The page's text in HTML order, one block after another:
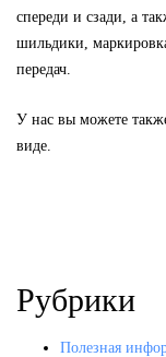
спереди и сзади, а
шильдики,
передач.
У нас вы можете
виде.
Рубрики
Полезная